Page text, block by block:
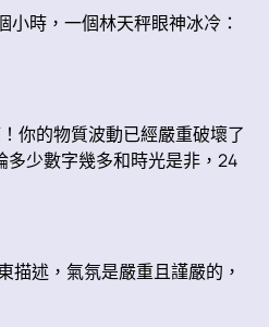
時，一個林天秤眼神冰冷：
你的物質波動已經嚴重破壞了
多少數字幾多和時光是非，24
描述，氣氛是嚴重且謹嚴的，